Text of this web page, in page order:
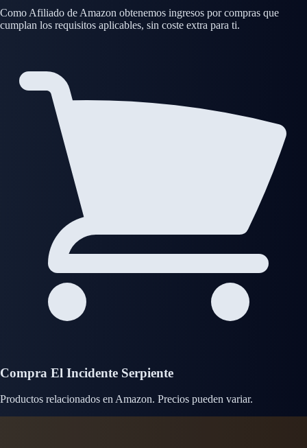
Como Afiliado de Amazon obtenemos ingresos por compras que
cumplan los requisitos aplicables, sin coste extra para ti.
Compra El Incidente Serpiente
Productos relacionados en Amazon. Precios pueden variar.